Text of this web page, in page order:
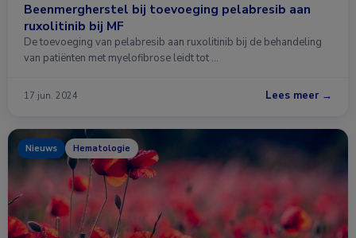
Beenmergherstel bij toevoeging pelabresib aan
ruxolitinib bij MF
De toevoeging van pelabresib aan ruxolitinib bij de behandeling
van patiënten met myelofibrose leidt tot …
17 jun. 2024 Lees meer →
Nieuws Hematologie